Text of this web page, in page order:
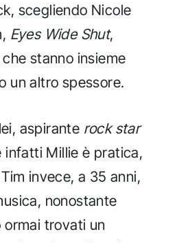
scegliendo Nicole
Eyes Wide Shut,
stanno insieme
un altro spessore.
aspirante rock star
infatti Millie è pratica,
invece, a 35 anni,
nonostante
ormai trovati un